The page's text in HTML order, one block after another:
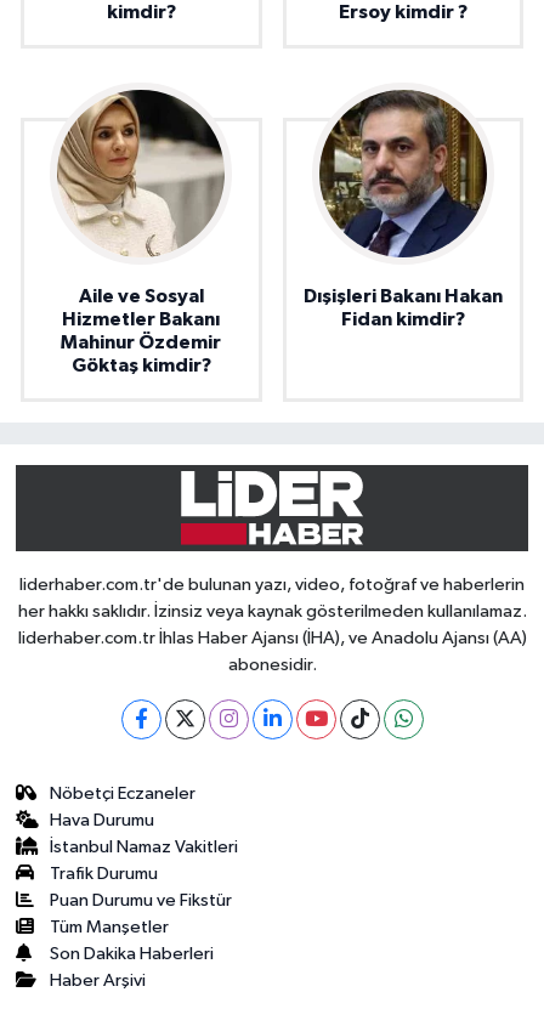
kimdir?
Ersoy kimdir ?
Aile ve Sosyal
Hizmetler Bakanı
Mahinur Özdemir
Göktaş kimdir?
Dışişleri Bakanı Hakan
Fidan kimdir?
liderhaber.com.tr'de bulunan yazı, video, fotoğraf ve haberlerin
her hakkı saklıdır. İzinsiz veya kaynak gösterilmeden kullanılamaz.
liderhaber.com.tr İhlas Haber Ajansı (İHA), ve Anadolu Ajansı (AA)
abonesidir.
Nöbetçi Eczaneler
Hava Durumu
İstanbul Namaz Vakitleri
Trafik Durumu
Puan Durumu ve Fikstür
Tüm Manşetler
Son Dakika Haberleri
Haber Arşivi